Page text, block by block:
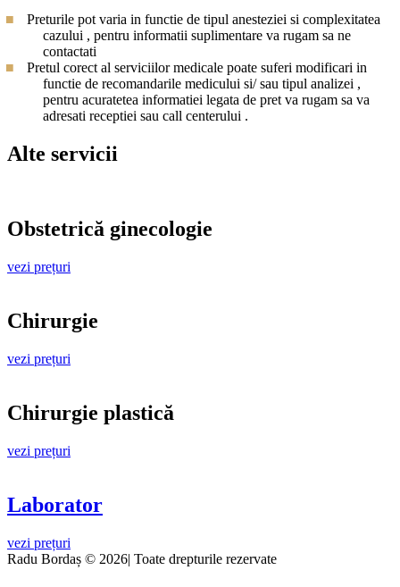
Preturile pot varia in functie de tipul anesteziei si complexitatea
cazului , pentru informatii suplimentare va rugam sa ne
contactati
Pretul corect al serviciilor medicale poate suferi modificari in
functie de recomandarile medicului si/ sau tipul analizei ,
pentru acuratetea informatiei legata de pret va rugam sa va
adresati receptiei sau call centerului .
Alte servicii
Obstetrică ginecologie
vezi prețuri
Chirurgie
vezi prețuri
Chirurgie plastică
vezi prețuri
Laborator
vezi prețuri
Radu Bordaș © 2026| Toate drepturile rezervate